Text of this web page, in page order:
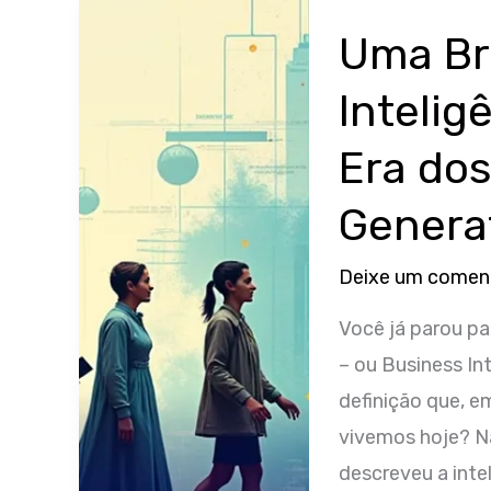
Uma
Era
Deixe um
Você já parou
– ou Business
definição que,
vivemos hoje?
descreveu a